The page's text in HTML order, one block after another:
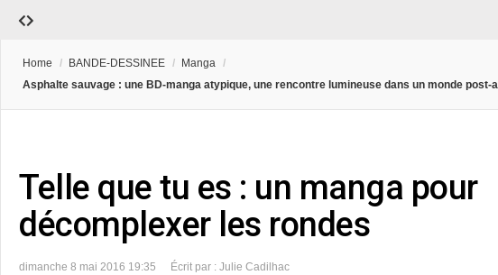
Home / BANDE-DESSINEE / Manga /
Asphalte sauvage : une BD-manga atypique, une rencontre lumineuse dans un monde post-
Telle que tu es : un manga pour
décomplexer les rondes
dimanche 8 mai 2016 19:35 Écrit par : Julie Cadilhac